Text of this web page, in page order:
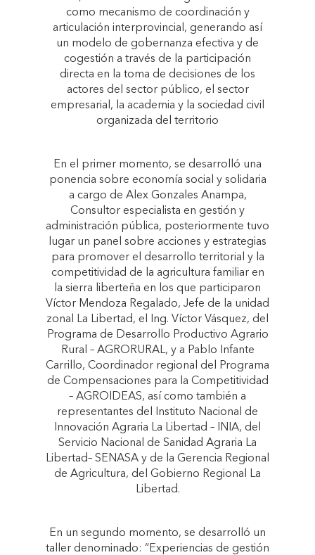
como mecanismo de coordinación y
articulación interprovincial, generando así
un modelo de gobernanza efectiva y de
cogestión a través de la participación
directa en la toma de decisiones de los
actores del sector público, el sector
empresarial, la academia y la sociedad civil
organizada del territorio
En el primer momento, se desarrolló una
ponencia sobre economía social y solidaria
a cargo de Alex Gonzales Anampa,
Consultor especialista en gestión y
administración pública, posteriormente tuvo
lugar un panel sobre acciones y estrategias
para promover el desarrollo territorial y la
competitividad de la agricultura familiar en
la sierra liberteña en los que participaron
Víctor Mendoza Regalado, Jefe de la unidad
zonal La Libertad, el Ing. Víctor Vásquez, del
Programa de Desarrollo Productivo Agrario
Rural – AGRORURAL, y a Pablo Infante
Carrillo, Coordinador regional del Programa
de Compensaciones para la Competitividad
– AGROIDEAS, así como también a
representantes del Instituto Nacional de
Innovación Agraria La Libertad – INIA, del
Servicio Nacional de Sanidad Agraria La
Libertad– SENASA y de la Gerencia Regional
de Agricultura, del Gobierno Regional La
Libertad.
En un segundo momento, se desarrolló un
taller denominado: “Experiencias de gestión